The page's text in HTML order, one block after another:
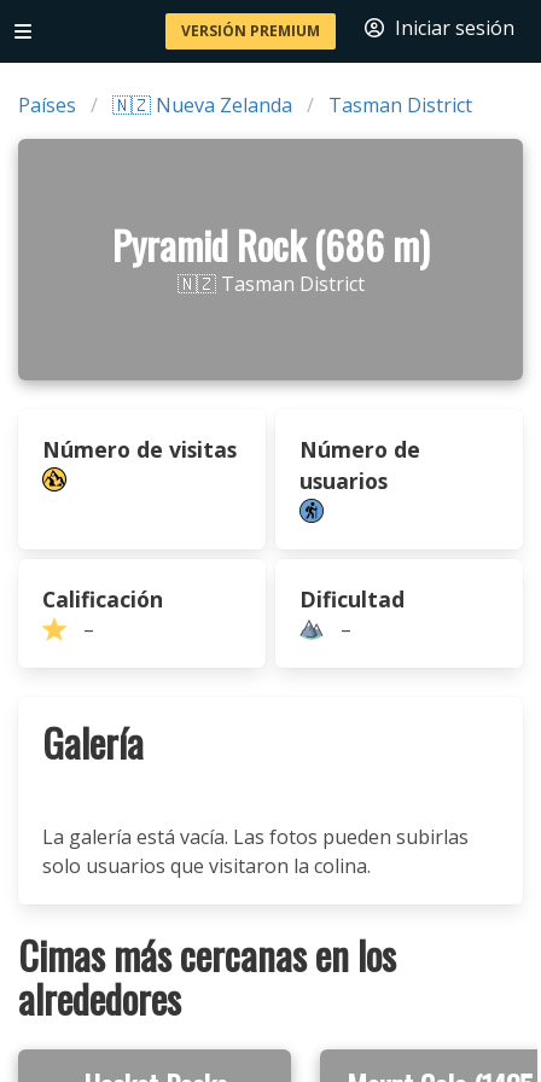
VERSIÓN PREMIUM Iniciar sesión
Países 🇳🇿 Nueva Zelanda Tasman District
Pyramid Rock (686 m)
🇳🇿 Tasman District
Número de visitas
Número de
usuarios
Calificación
–
Dificultad
–
Galería
La galería está vacía. Las fotos pueden subirlas
solo usuarios que visitaron la colina.
Cimas más cercanas en los
alrededores